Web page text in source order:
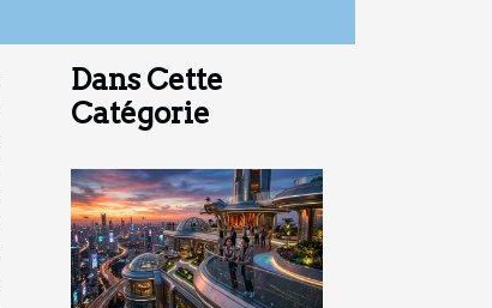
Dans Cette
Catégorie